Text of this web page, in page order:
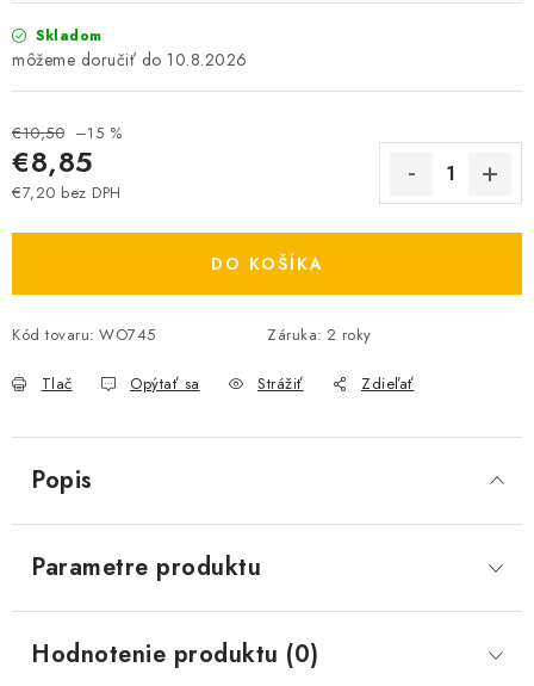
Zľavy pre profíkov
Hodnotenie obchodu
Skladom
10.8.2026
€10,50 –15 %
€8,85
€7,20 bez DPH
DO KOŠÍKA
Kód tovaru: WO745 Záruka: 2 roky
Tlač Opýtať sa Strážiť Zdieľať
Popis
Parametre produktu
Hodnotenie produktu (0)